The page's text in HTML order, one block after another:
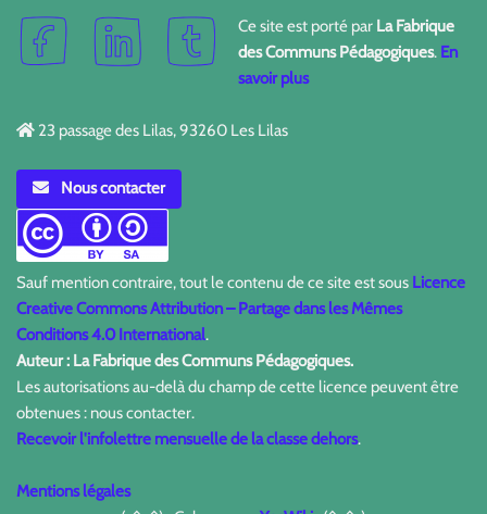
Ce site est porté par La Fabrique
des Communs Pédagogiques. En
savoir plus
23 passage des Lilas, 93260 Les Lilas
Nous contacter
Sauf mention contraire, tout le contenu de ce site est sous Licence
Creative Commons Attribution – Partage dans les Mêmes
Conditions 4.0 International.
Auteur : La Fabrique des Communs Pédagogiques.
Les autorisations au-delà du champ de cette licence peuvent être
obtenues : nous contacter.
Recevoir l'infolettre mensuelle de la classe dehors.
Mentions légales